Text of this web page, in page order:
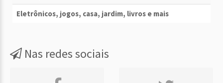
Eletrônicos, jogos, casa, jardim, livros e mais
Nas redes sociais